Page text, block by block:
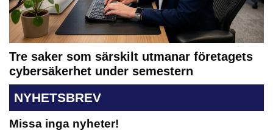
Tre saker som särskilt utmanar företagets
cybersäkerhet under semestern
NYHETSBREV
Missa inga nyheter!